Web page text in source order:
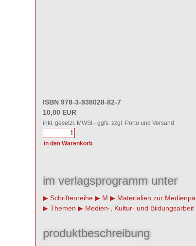
ISBN 978-3-938028-82-7
10,00 EUR
inkl. gesetzl. MWSt - ggfs. zzgl. Porto und Versand
im verlagsprogramm unter
Schriftenreihe M
Materialien zur
Themen
Medien-, Kultur- und Bildungsarbeit
produktbeschreibung